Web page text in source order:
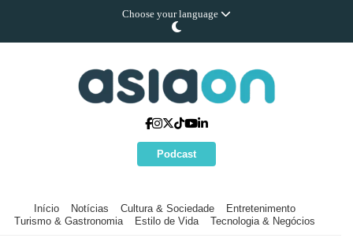
Choose your language
Podcast
Início Notícias Cultura & Sociedade
Entretenimento
Turismo & Gastronomia
Estilo de Vida Tecnologia & Negócios